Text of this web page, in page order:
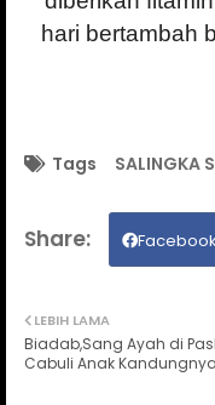
hari bertambah
Tags SALINGKA
Facebook
LEBIH LAMA
Biadab,Sang Ayah di
Cabuli Anak Kandungnya